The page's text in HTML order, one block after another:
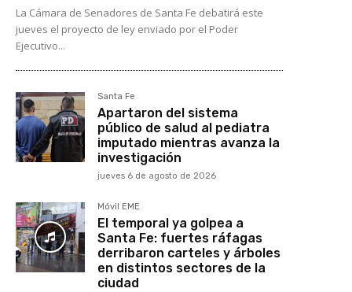
La Cámara de Senadores de Santa Fe debatirá este
jueves el proyecto de ley enviado por el Poder
Ejecutivo...
Santa Fe
Apartaron del sistema
público de salud al pediatra
imputado mientras avanza la
investigación
jueves 6 de agosto de 2026
Móvil EME
El temporal ya golpea a
Santa Fe: fuertes ráfagas
derribaron carteles y árboles
en distintos sectores de la
ciudad